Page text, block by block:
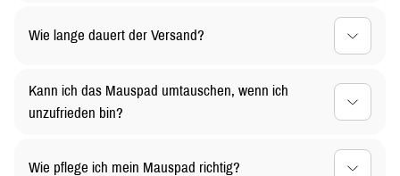
Ja, die Oberfläche unserer Mauspads ist wasserabweisend.
Kleine Verschüttungen können einfach abgewischt werden,
Wie lange dauert der Versand?
liefern wir innerhalb von 3-5 Werktagen. Bei personalisierten
Designs kann es etwas länger dauern.
Kann ich das Mauspad umtauschen, wenn ich
unzufrieden bin?
innerhalb von 30 Tagen zurückgeben oder umtauschen. Für
Wie pflege ich mein Mauspad richtig?